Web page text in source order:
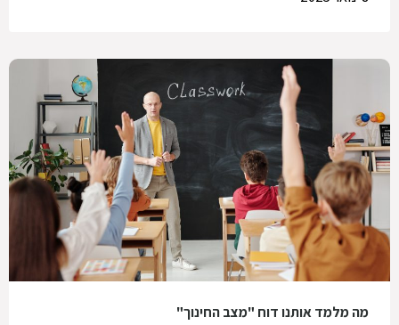
מה מלמד אותנו דוח "מצב החינוך"